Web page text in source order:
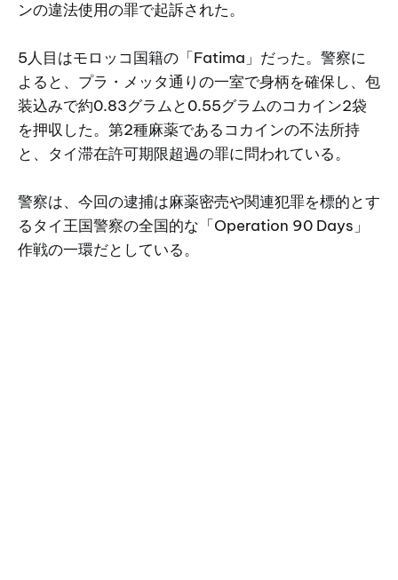
ンの違法使用の罪で起訴された。
5人目はモロッコ国籍の「Fatima」だった。警察に
よると、プラ・メッタ通りの一室で身柄を確保し、包
装込みで約0.83グラムと0.55グラムのコカイン2袋
を押収した。第2種麻薬であるコカインの不法所持
と、タイ滞在許可期限超過の罪に問われている。
警察は、今回の逮捕は麻薬密売や関連犯罪を標的とす
るタイ王国警察の全国的な「Operation 90 Days」
作戦の一環だとしている。